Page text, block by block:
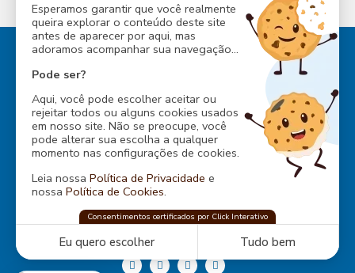
Rua Baependi, 162
Ondina, Salvador - Bahia
CEP: 40170-070
Tel.:... ver telefone
Endereço da Sede Social:
Av. Dom Eugênio Sales, s/n
Boca do Rio, Salvador - BA
CEP: 41706-670
Tel.:... ver telefone
Esperamos garantir que você realmente
queira explorar o conteúdo deste site
antes de aparecer por aqui, mas
adoramos acompanhar sua navegação...
Pode ser?
Aqui, você pode escolher aceitar ou
rejeitar todos ou alguns cookies usados
em nosso site. Não se preocupe, você
pode alterar sua escolha a qualquer
momento nas configurações de cookies.
Leia nossa Política de Privacidade e
nossa Política de Cookies.
Consentimentos certificados por Click Interativo
ABM Sede Socialconfia naClick Interativopara proteger
Eu quero escolher Tudo bem